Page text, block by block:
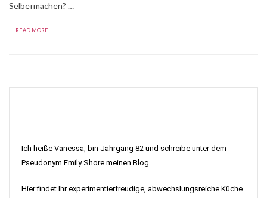
Selbermachen? …
READ MORE
Ich heiße Vanessa, bin Jahrgang 82 und schreibe unter dem
Pseudonym Emily Shore meinen Blog.
Hier findet Ihr experimentierfreudige, abwechslungsreiche Küche